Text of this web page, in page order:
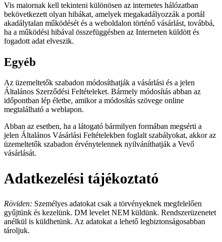
Vis maiornak kell tekinteni különösen az internetes hálózatban
bekövetkezett olyan hibákat, amelyek megakadályozzák a portál
akadálytalan működését és a weboldalon történő vásárlást, továbbá,
ha a működési hibával összefüggésben az Interneten küldött és
fogadott adat elveszik.
Egyéb
Az üzemeltetők szabadon módosíthatják a vásárlási és a jelen
Általános Szerződési Feltételeket. Bármely módosítás abban az
időpontban lép életbe, amikor a módosítás szövege online
megtalálható a weblapon.
Abban az esetben, ha a látogató bármilyen formában megsérti a
jelen Általános Vásárlási Feltételekben foglalt szabályokat, akkor az
üzemeltetők szabadon érvénytelennek nyilváníthatják a Vevő
vásárlását.
Adatkezelési tájékoztató
Röviden: Személyes adatokat csak a törvényeknek megfelelően
gyűjtünk és kezelünk. DM levelet NEM küldünk. Rendszerüzenetet
anélkül is küldhetünk. Az adatokat a lehető legbiztonságosabban
tároljuk.